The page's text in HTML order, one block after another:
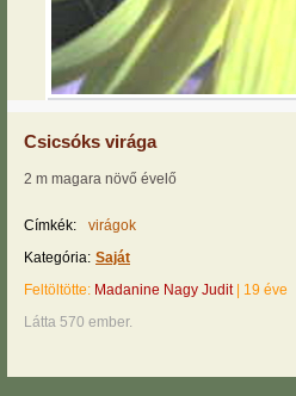
Csicsóks virága
2 m magara növő évelő
Címkék:
virágok
Kategória: Saját
Feltöltötte: Madanine Nagy Judit| 19 éve
Látta 570 ember.